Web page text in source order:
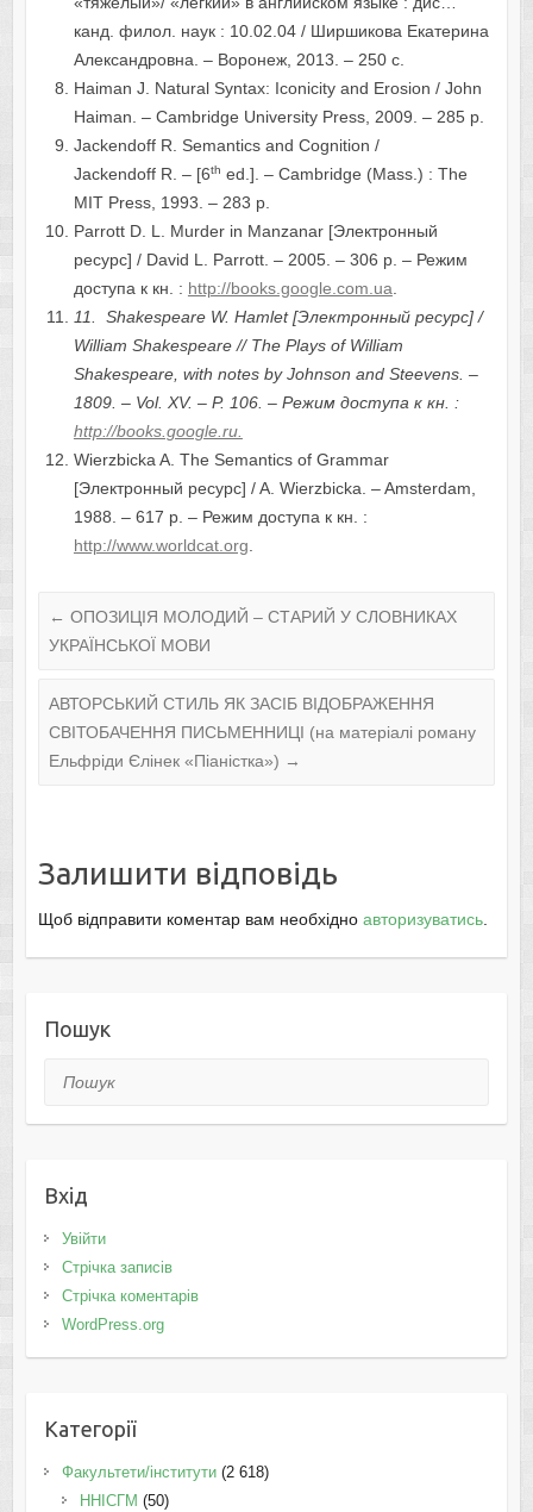
канд. филол. наук : 10.02.04 / Ширшикова Екатерина
Александровна. – Воронеж, 2013. – 250 с.
Haiman J. Natural Syntax: Iconicity and Erosion / John
Haiman. – Cambridge University Press, 2009. – 285 p.
Jackendoff R. Semantics and Cognition /
Jackendoff R. – [6th ed.]. – Cambridge (Mass.) : The
MIT Press, 1993. – 283 p.
Parrott D. L. Murder in Manzanar [Электронный
ресурс] / David L. Parrott. – 2005. – 306 p. – Режим
доступа к кн. : http://books.google.com.ua.
11. Shakespeare W. Hamlet[Электронный ресурс] /
William Shakespeare // The Plays of William
Shakespeare, with notes by Johnson and Steevens. –
1809. – Vol. XV. – P. 106. – Режим доступа к кн. :
http://books.google.ru.
Wierzbicka A. The Semantics of Grammar
[Электронный ресурс] / A. Wierzbicka. – Amsterdam,
1988. – 617 p. – Режим доступа к кн. :
http://www.worldcat.org.
← ОПОЗИЦІЯ МОЛОДИЙ – СТАРИЙ У СЛОВНИКАХ
УКРАЇНСЬКОЇ МОВИ
АВТОРСЬКИЙ СТИЛЬ ЯК ЗАСІБ ВІДОБРАЖЕННЯ
СВІТОБАЧЕННЯ ПИСЬМЕННИЦІ (на матеріалі роману
Ельфріди Єлінек «Піаністка») →
Залишити відповідь
Щоб відправити коментар вам необхідно авторизуватись.
Пошук
Пошук
Вхід
Увійти
Стрічка записів
Стрічка коментарів
WordPress.org
Категорії
Факультети/інститути(2 618)
ННІСГМ (50)